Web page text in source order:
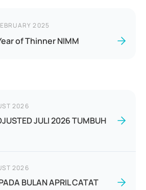
2025
of Thinner NIMM
2026
JULI 2026 TUMBUH
2026
BULAN APRIL CATAT